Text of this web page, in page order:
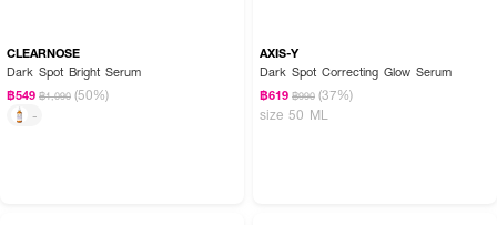
บอกลาจุดด่างดำ เผยผิวสว่างกระจ่างใสอิ่มน้ำในทุกวัน 🧸💖 ผิวเนียนใส มั่นใจใน
ทุกมุมมองกับ Clear Nose ค่ะ
CLEARNOSE
Dark Spot Bright Serum
฿549 ฿1,090 (50%)
-
AXIS-Y
Dark Spot Correcting Glow Serum
฿619 ฿990 (37%)
size 50 ML